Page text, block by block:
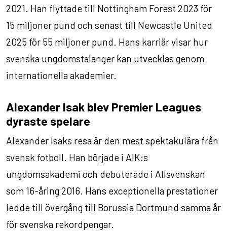
2021. Han flyttade till Nottingham Forest 2023 för
15 miljoner pund och senast till Newcastle United
2025 för 55 miljoner pund. Hans karriär visar hur
svenska ungdomstalanger kan utvecklas genom
internationella akademier.
Alexander Isak blev Premier Leagues
dyraste spelare
Alexander Isaks resa är den mest spektakulära från
svensk fotboll. Han började i AIK:s
ungdomsakademi och debuterade i Allsvenskan
som 16-åring 2016. Hans exceptionella prestationer
ledde till övergång till Borussia Dortmund samma år
för svenska rekordpengar.